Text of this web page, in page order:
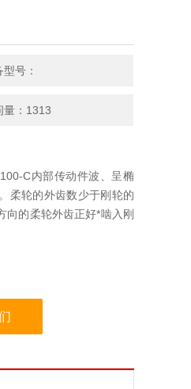
号：
量：1313
C内部传动件波、呈椭
柔轮的外齿数少于刚轮的
向的柔轮外齿正好*啮入刚